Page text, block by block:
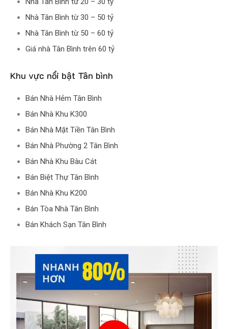
Nhà Tân Bình từ 30 – 50 tỷ
Nhà Tân Bình từ 50 – 60 tỷ
Giá nhà Tân Bình trên 60 tỷ
Khu vực nổi bật Tân bình
Bán Nhà Hẻm Tân Bình
Bán Nhà Khu K300
Bán Nhà Mặt Tiền Tân Bình
Bán Nhà Phường 2 Tân Bình
Bán Nhà Khu Bàu Cát
Bán Biệt Thự Tân Bình
Bán Nhà Khu K200
Bán Tòa Nhà Tân Bình
Bán Khách Sạn Tân Bình